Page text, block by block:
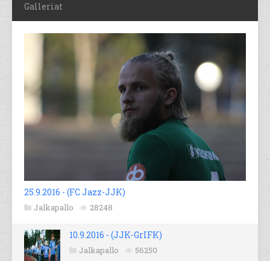
Galleriat
25.9.2016 - (FC Jazz-JJK)
Jalkapallo 28248
10.9.2016 - (JJK-GrIFK)
Jalkapallo 56250